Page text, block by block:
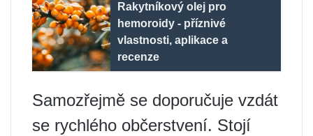
Rakytníkový olej pro
hemoroidy - příznivé
vlastnosti, aplikace a
recenze
Samozřejmě se doporučuje vzdát
se rychlého občerstvení. Stojí